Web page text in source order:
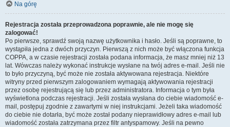
Na górę
Rejestracja została przeprowadzona poprawnie, ale nie mogę się
zalogować!
Po pierwsze, sprawdź swoją nazwę użytkownika i hasło. Jeśli są poprawne, to
wystąpiła jedna z dwóch przyczyn. Pierwszą z nich może być włączona funkcja
COPPA, a w czasie rejestracji została podana informacja, że masz mniej niż 13
lat. Wówczas należy wykonać instrukcje wysłane na twój adres e-mail. Jeśli nie
to było przyczyną, być może nie została aktywowana rejestracja. Niektóre
witryny przed pierwszym zalogowaniem wymagają aktywowania rejestracji
przez osobę rejestrującą się lub przez administratora. Informacja o tym była
wyświetlona podczas rejestracji. Jeśli została wysłana do ciebie wiadomość e-
mail, postępuj zgodnie z zawartymi w niej instrukcjami. Jeżeli taka wiadomość
do ciebie nie dotarła, być może został podany nieprawidłowy adres e-mail lub
wiadomość została zatrzymana przez filtr antyspamowy. Jeśli na pewno